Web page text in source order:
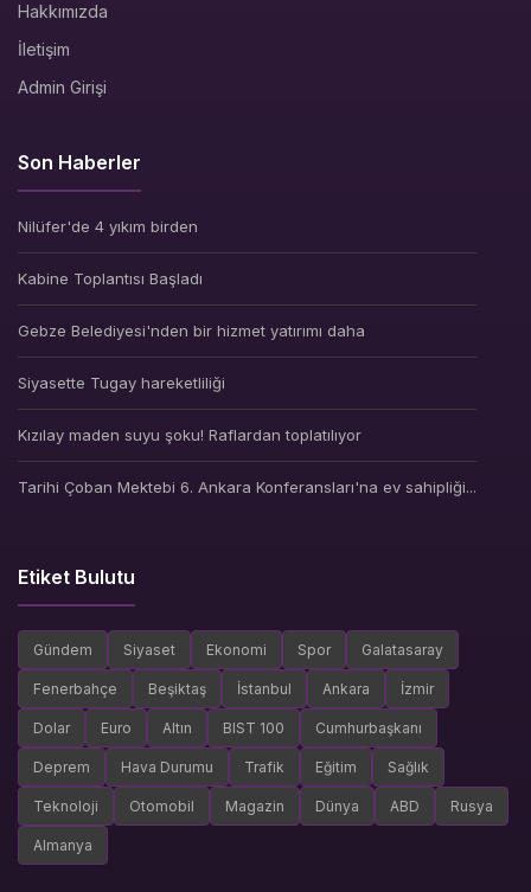
Hakkımızda
İletişim
Admin Girişi
Son Haberler
Nilüfer'de 4 yıkım birden
Kabine Toplantısı Başladı
Gebze Belediyesi'nden bir hizmet yatırımı daha
Siyasette Tugay hareketliliği
Kızılay maden suyu şoku! Raflardan toplatılıyor
Tarihi Çoban Mektebi 6. Ankara Konferansları'na ev sahipliği...
Etiket Bulutu
Gündem Siyaset Ekonomi Spor Galatasaray
Fenerbahçe Beşiktaş İstanbul Ankara İzmir
Dolar Euro Altın BIST 100 Cumhurbaşkanı
Deprem Hava Durumu Trafik Eğitim Sağlık
Teknoloji Otomobil Magazin Dünya ABD Rusya
Almanya